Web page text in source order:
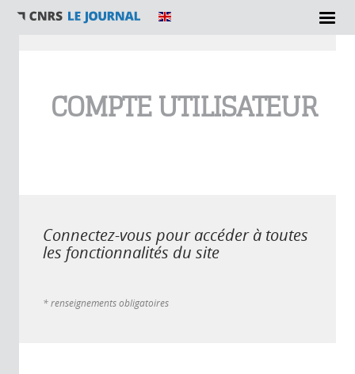
COMPTE UTILISATEUR
Connectez-vous pour accéder à toutes
les fonctionnalités du site
* renseignements obligatoires